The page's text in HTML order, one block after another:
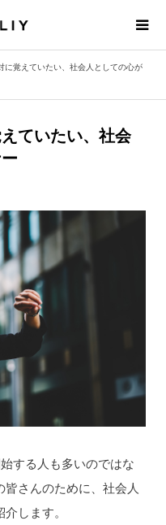
に覚えていたい、社会人としての心が
ていたい、社会
する人も多いのではな
さんのために、社会人
します。